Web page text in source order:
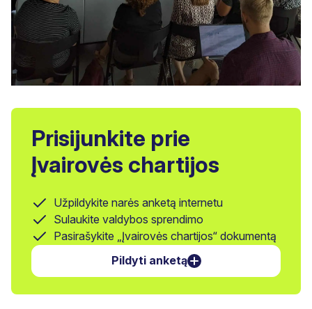
Prisijunkite prie
Įvairovės chartijos
Užpildykite narės anketą internetu
Sulaukite valdybos sprendimo
Pasirašykite „Įvairovės chartijos“ dokumentą
Pildyti anketą